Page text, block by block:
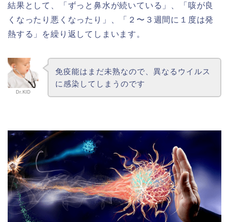
結果として、「ずっと鼻水が続いている」、「咳が良
くなったり悪くなったり」、「２〜３週間に１度は発
熱する」を繰り返してしまいます。
Dr.KID
免疫能はまだ未熟なので、異なるウイルス
に感染してしまうのです